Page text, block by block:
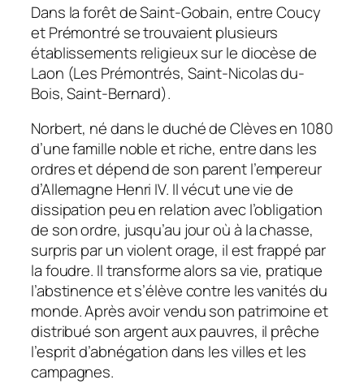
Dans la forêt de Saint-Gobain, entre Coucy
et Prémontré se trouvaient plusieurs
établissements religieux sur le diocèse de
Laon (Les Prémontrés, Saint-Nicolas du-
Bois, Saint-Bernard).
Norbert, né dans le duché de Clèves en 1080
d’une famille noble et riche, entre dans les
ordres et dépend de son parent l’empereur
d’Allemagne Henri IV. Il vécut une vie de
dissipation peu en relation avec l’obligation
de son ordre, jusqu’au jour où à la chasse,
surpris par un violent orage, il est frappé par
la foudre. Il transforme alors sa vie, pratique
l’abstinence et s’élève contre les vanités du
monde. Après avoir vendu son patrimoine et
distribué son argent aux pauvres, il prêche
l’esprit d’abnégation dans les villes et les
campagnes.